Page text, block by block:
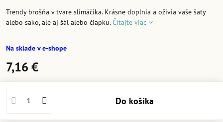
Trendy brošňa v tvare slimáčika. Krásne doplnia a oživia vaše šaty
alebo sako, ale aj šál alebo čiapku.Čítajte viac
Na sklade v e-shope
7,16 €
Do košíka